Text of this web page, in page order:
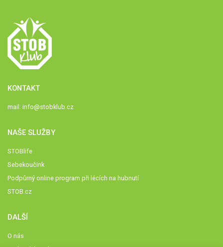
KONTAKT
mail: info@stobklub.cz
NAŠE SLUŽBY
STOBlife
Sebekoučink
Podpůrný online program při lécích na hubnutí
STOB.cz
DALŠÍ
O nás